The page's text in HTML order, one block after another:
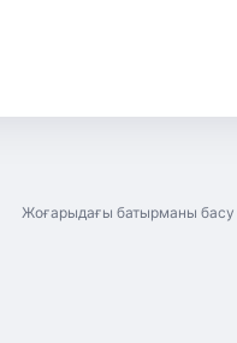
Жоғарыдағы батырманы басу